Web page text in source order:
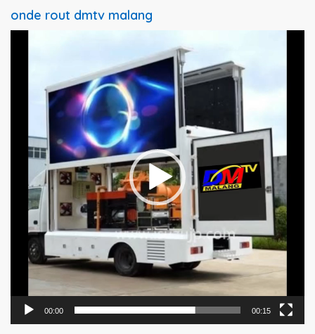
onde rout dmtv malang
00:00 00:15